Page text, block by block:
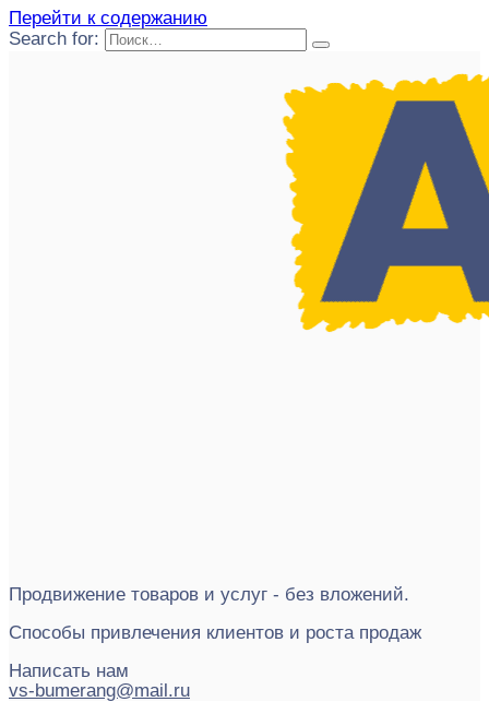
Перейти к содержанию
Search for:
Продвижение товаров и услуг - без вложений.
Способы привлечения клиентов и роста продаж
Написать нам
vs-bumerang@mail.ru